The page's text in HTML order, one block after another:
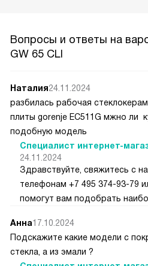
Вопросы и ответы на
GW 65 CLI
Наталия24.11.2024
разбилась рабочая
плиты gorenje ЕС511G мжно ли
подобную модель
Специалист интернет-
24.11.2024
Здравствуйте, свяжитесь с
телефонам +7 495 374-93-79
помогут вам подобрать
Анна17.10.2024
Подскажите какие модели с
стекла, а из эмали ?